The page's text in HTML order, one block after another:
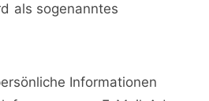
als sogenanntes
Informationen